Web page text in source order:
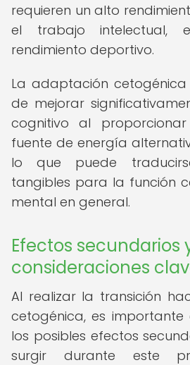
requieren un alto
el trabajo intelectual,
rendimiento deportivo.
La adaptación
de mejorar
cognitivo al
fuente de energía
lo que puede
tangibles para la función
mental en general.
Efectos secundarios
consideraciones
Al realizar la transición
cetogénica, es
los posibles efectos
surgir durante este